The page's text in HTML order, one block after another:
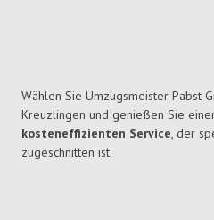
Wählen Sie Umzugsmeister Pabst
Kreuzlingen und genießen Sie
kosteneffizienten Service, der
zugeschnitten ist.